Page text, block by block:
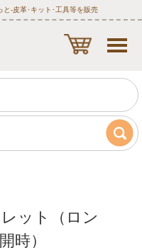
と‐皮革･キット･工具等を販売
ット（ロン
時）